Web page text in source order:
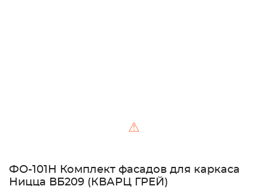
⚠
ФО-101Н Комплект фасадов для каркаса
Ницца ВБ209 (КВАРЦ ГРЕЙ)